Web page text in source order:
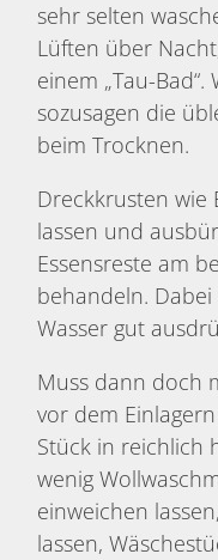
sehr selten
Lüften über
einem „Tau-
sozusagen die
beim Trocknen.
Dreckkrusten wie
lassen und
Essensreste am
behandeln.
Wasser gut
Muss dann doch
vor dem
Stück in reichlich
wenig
einweichen
lassen,